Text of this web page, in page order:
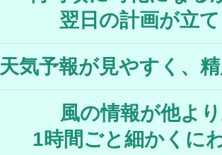
翌日の計画が立
天気予報が見やすく、
風の情報が他よ
1時間ごと細かくに